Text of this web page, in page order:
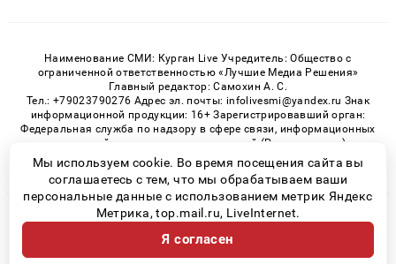
Наименование СМИ: Курган Live Учредитель: Общество с
ограниченной ответственностью «Лучшие Медиа Решения»
Главный редактор: Самохин А. С.
Тел.: +79023790276 Адрес эл. почты: infolivesmi@yandex.ru Знак
информационной продукции: 16+ Зарегистрировавший орган:
Федеральная служба по надзору в сфере связи, информационных
технологий и массовых коммуникаций (Роскомнадзор)
Регистрационный номер СМИ ЭЛ № ФС 77 - 82535 от 21.01.2022
© 2026 «Kurgan-Live» | Все права защищены
Возрастная категория сайта 16+
Политика конфиденциальности
Мы используем cookie. Во время посещения сайта вы
соглашаетесь с тем, что мы обрабатываем ваши
персональные данные с использованием метрик Яндекс
Метрика, top.mail.ru, LiveInternet.
Я согласен